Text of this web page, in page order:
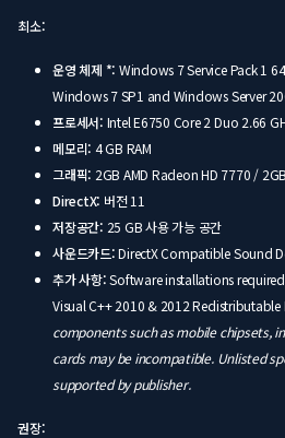
최소:
운영 체제 *: Windows 7 Service Pack 1
Windows 7 SP1 and Windows Server
프로세서: Intel E6750 Core 2 Duo 2.66
메모리: 4 GB RAM
그래픽: 2GB AMD Radeon HD 7770 /
DirectX: 버전 11
저장공간: 25 GB 사용 가능 공간
사운드카드:DirectX Compatible Sound
추가 사항:Software installations
Visual C++ 2010 & 2012 Redistributable
components such as mobile chipsets,
cards may be incompatible. Unlisted
supported by publisher.
권장: